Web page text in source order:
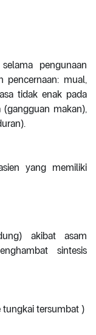
pengunaan
pencernaan: mual,
tidak enak pada
(gangguan makan),
yang memiliki
akibat asam
sintesis
tungkai tersumbat )